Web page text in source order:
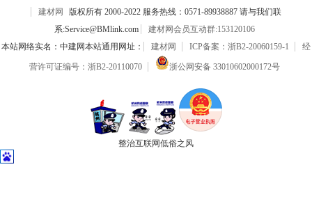
建材网
版权所有 2000-2022 服务热线：0571-89938887 请与我们联
系:Service@BMlink.com
建材网会员互动群:153120106
本站网络实名：中建网本站通用网址：
建材网 ICP备案：浙B2-20060159-1 经
营许可证编号：浙B2-20110070 浙公网安备 33010602000172号
整治互联网低俗之风